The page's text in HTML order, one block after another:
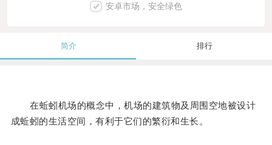
安卓市场，安全绿色
简介 排行
在蚯蚓机场的概念中，机场的建筑物及周围空地被设计
成蚯蚓的生活空间，有利于它们的繁衍和生长。